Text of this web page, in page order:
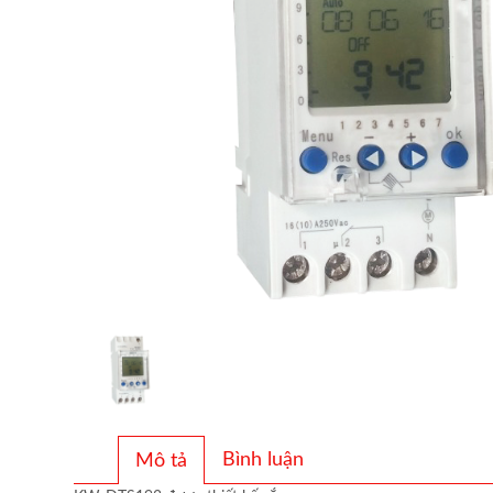
Mô tả Bình luận